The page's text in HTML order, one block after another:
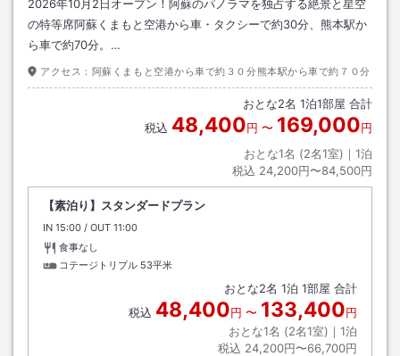
2026年10月2日オープン！阿蘇のパノラマを独占する絶景と星空
の特等席阿蘇くまもと空港から車・タクシーで約30分、熊本駅か
ら車で約70分。…
アクセス： 阿蘇くまもと空港から車で約３０分熊本駅から車で約７０分
おとな2名 1泊1部屋 合計
税込 48,400円 〜 169,000円
おとな1名 (2名1室)｜ 1泊
税込 24,200円〜84,500円
【素泊り】スタンダードプラン
IN チェックイン
15:00 / OUT チェックアウト
11:00
食事なし
コテージトリプル 53平米
おとな2名 1泊 1部屋 合計
税込 48,400円 〜 133,400円
おとな1名 (2名1室)｜ 1泊
税込 24,200円〜66,700円